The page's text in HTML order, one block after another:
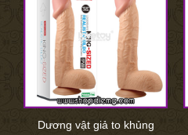
Dương vật giả to khủng